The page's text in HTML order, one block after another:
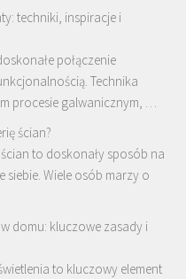
techniki, inspiracje i
połączenie
Technika
procesie galwanicznym, …
ścian?
to doskonały sposób na
siebie. Wiele osób marzy o
domu: kluczowe zasady i
to kluczowy element